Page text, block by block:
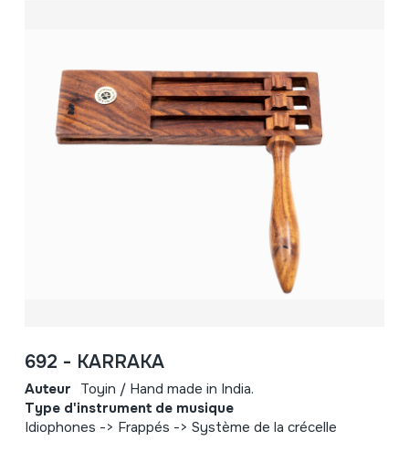
692 - KARRAKA
Auteur Toyin / Hand made in India.
Type d'instrument de musique
Idiophones -> Frappés -> Système de la crécelle